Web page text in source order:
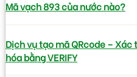
Mã vạch 893 của nước nào?
Dịch vụ tạo mã QRcode –
hóa bằng VERIFY